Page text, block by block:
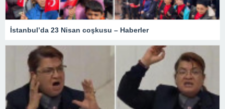
İstanbul’da 23 Nisan coşkusu – Haberler